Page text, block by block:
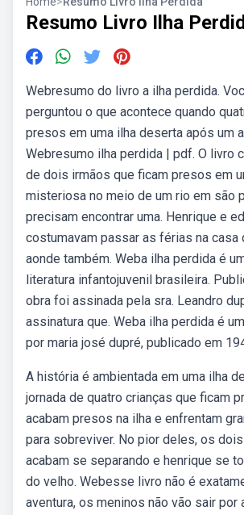
Resumo Livro Ilha
Webresumo do livro a ilha perdida.
perguntou o que acontece quando
presos em uma ilha deserta após um
Webresumo ilha perdida | pdf. O livro
de dois irmãos que ficam presos em
misteriosa no meio de um rio em são
precisam encontrar uma. Henrique e
costumavam passar as férias na casa
aonde também. Weba ilha perdida é
literatura infantojuvenil brasileira.
obra foi assinada pela sra. Leandro
assinatura que. Weba ilha perdida é
por maria josé dupré, publicado em
A história é ambientada em uma ilha
jornada de quatro crianças que ficam
acabam presos na ilha e enfrentam
para sobreviver. No pior deles, os
acabam se separando e henrique se
do velho. Webesse livro não é
aventura, os meninos não vão sair por